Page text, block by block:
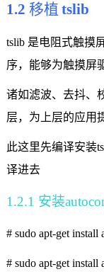
1.2 移植 tslib
tslib 是电阻式触摸
序，能够为触摸屏
诸如滤波、去抖、
层，为上层的应用
此这里先编译安装
译进去
1.2.1 安装
# sudo apt-get install
# sudo apt-get install